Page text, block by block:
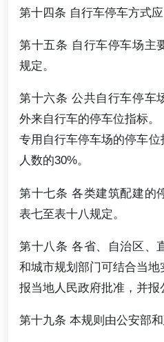
第十四条 自行车停车方式应
第十五条 自行车停车场主
规定。
第十六条 公共自行车停车
外来自行车的停车位指标。
专用自行车停车场的停车
人数的30%。
第十七条 各类建筑配建的
表七至表十八规定。
第十八条 各省、自治区、
和城市规划部门可结合当地
报当地人民政府批准，并报
第十九条 本规则由公安部和